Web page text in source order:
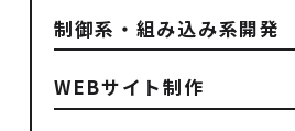
制御系・組み込み系開発
WEBサイト制作